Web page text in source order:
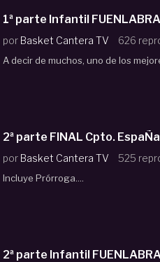
1ª parte Infantil
por Basket Cantera TV 626
A decir de muchos, uno de los
por Basket Cantera TV 525
Incluye Prórroga....
2ª parte Infantil